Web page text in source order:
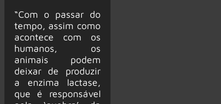
“Com o passar do
tempo, assim como
acontece com os
humanos, os
animais podem
deixar de produzir
a enzima lactase,
que é responsável